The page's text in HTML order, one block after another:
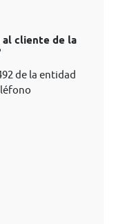
cliente de la
de la entidad